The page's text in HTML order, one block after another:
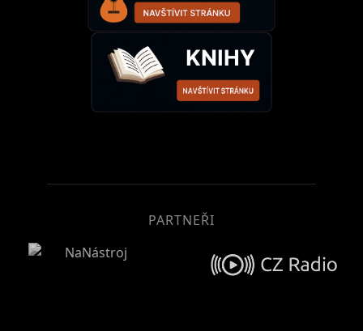
PARTNEŘI